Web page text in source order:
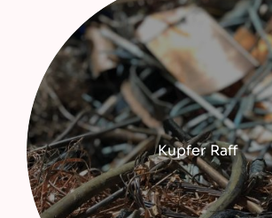
Kupfer Raff